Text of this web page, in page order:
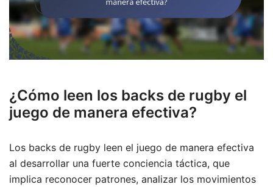
¿Cómo leen los backs de rugby el
juego de manera efectiva?
Los backs de rugby leen el juego de manera efectiva
al desarrollar una fuerte conciencia táctica, que
implica reconocer patrones, analizar los movimientos